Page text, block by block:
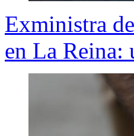
Exministra
en La Reina: